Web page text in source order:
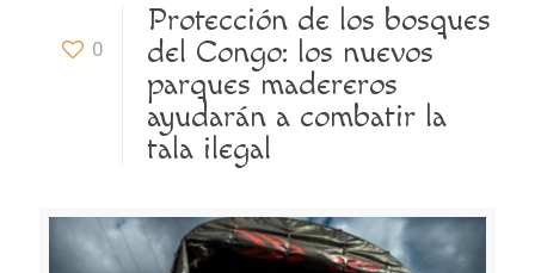
0
Protección de los bosques
del Congo: los nuevos
parques madereros
ayudarán a combatir la
tala ilegal